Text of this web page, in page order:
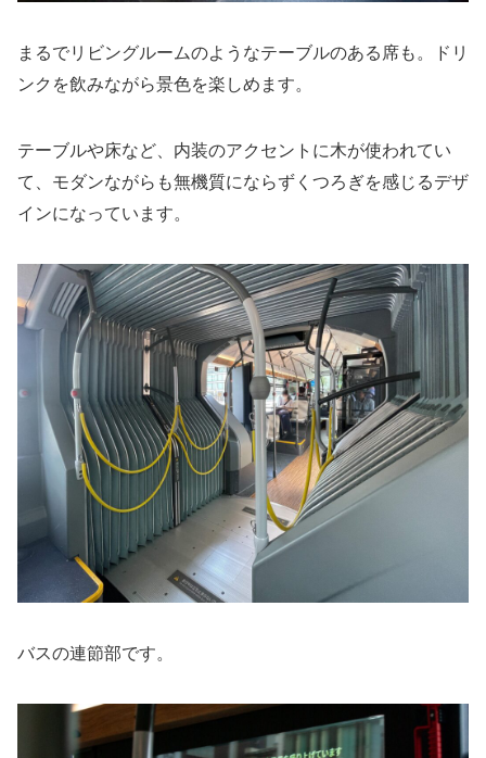
まるでリビングルームのようなテーブルのある席も。ドリ
ンクを飲みながら景色を楽しめます。
テーブルや床など、内装のアクセントに木が使われてい
て、モダンながらも無機質にならずくつろぎを感じるデザ
インになっています。
バスの連節部です。